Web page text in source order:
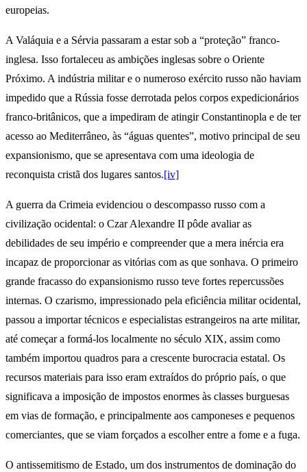
europeias.
A Valáquia e a Sérvia passaram a estar sob a “proteção” franco-
inglesa. Isso fortaleceu as ambições inglesas sobre o Oriente
Próximo. A indústria militar e o numeroso exército russo não haviam
impedido que a Rússia fosse derrotada pelos corpos expedicionários
franco-britânicos, que a impediram de atingir Constantinopla e de ter
acesso ao Mediterrâneo, às “águas quentes”, motivo principal de seu
expansionismo, que se apresentava com uma ideologia de
reconquista cristã dos lugares santos.[iv]
A guerra da Crimeia evidenciou o descompasso russo com a
civilização ocidental: o Czar Alexandre II pôde avaliar as
debilidades de seu império e compreender que a mera inércia era
incapaz de proporcionar as vitórias com as que sonhava. O primeiro
grande fracasso do expansionismo russo teve fortes repercussões
internas. O czarismo, impressionado pela eficiência militar ocidental,
passou a importar técnicos e especialistas estrangeiros na arte militar,
até começar a formá-los localmente no século XIX, assim como
também importou quadros para a crescente burocracia estatal. Os
recursos materiais para isso eram extraídos do próprio país, o que
significava a imposição de impostos enormes às classes burguesas
em vias de formação, e principalmente aos camponeses e pequenos
comerciantes, que se viam forçados a escolher entre a fome e a fuga.
O antissemitismo de Estado, um dos instrumentos de dominação do